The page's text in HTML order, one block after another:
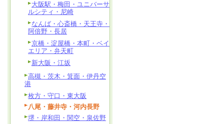
大阪駅・梅田・ユニバーサ
ルシティ・尼崎
なんば・心斎橋・天王寺・
阿倍野・長居
京橋・淀屋橋・本町・ベイ
エリア・弁天町
新大阪・江坂
高槻・茨木・箕面・伊丹空
港
枚方・守口・東大阪
八尾・藤井寺・河内長野
堺・岸和田・関空・泉佐野